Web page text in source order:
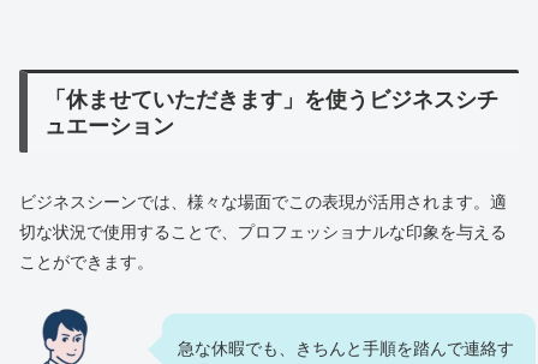
「休ませていただきます」を使うビジネスシチ
ュエーション
ビジネスシーンでは、様々な場面でこの表現が活用されます。適
切な状況で使用することで、プロフェッショナルな印象を与える
ことができます。
急な休暇でも、きちんと手順を踏んで連絡す